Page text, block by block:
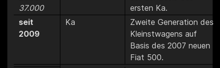
37.000
ersten Ka.
seit
2009
Ka
Zweite Generation des
Kleinstwagens auf
Basis des 2007 neuen
Fiat 500.